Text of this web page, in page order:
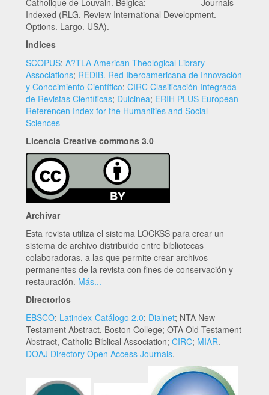
Indexed (RLG. Review International Development.
Options. Largo. USA).
Índices
SCOPUS; A?TLA American Theological Library
Associations; REDIB. Red Iberoamericana de Innovación
y Conocimiento Científico; CIRC Clasificación Integrada
de Revistas Científicas; Dulcinea; ERIH PLUS European
Referencen Index for the Humanities and Social
Sciences
Licencia Creative commons 3.0
Archivar
Esta revista utiliza el sistema LOCKSS para crear un
sistema de archivo distribuido entre bibliotecas
colaboradoras, a las que permite crear archivos
permanentes de la revista con fines de conservación y
restauración. Más...
Directorios
EBSCO; Latindex-Catálogo 2.0; Dialnet; NTA New
Testament Abstract, Boston College; OTA Old Testament
Abstract, Catholic Biblical Association; CIRC; MIAR.
DOAJ Directory Open Access Journals.